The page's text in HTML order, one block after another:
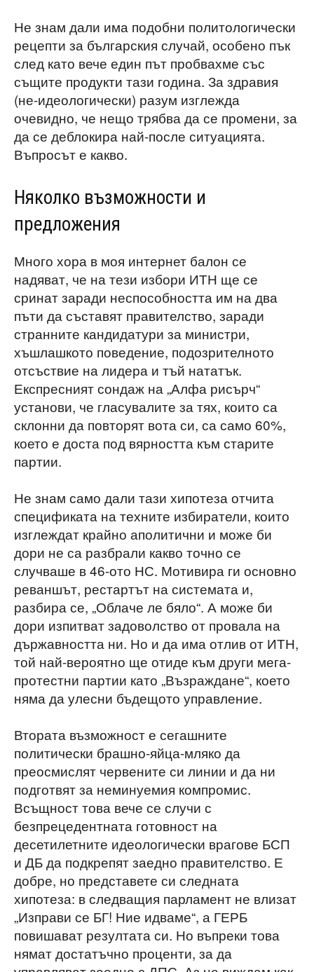
Не знам дали има подобни политологически
рецепти за българския случай, особено пък
след като вече един път пробвахме със
същите продукти тази година. За здравия
(не-идеологически) разум изглежда
очевидно, че нещо трябва да се промени, за
да се деблокира най-после ситуацията.
Въпросът е какво.
Няколко възможности и
предложения
Много хора в моя интернет балон се
надяват, че на тези избори ИТН ще се
сринат заради неспособността им на два
пъти да съставят правителство, заради
странните кандидатури за министри,
хъшлашкото поведение, подозрителното
отсъствие на лидера и тъй нататък.
Експресният сондаж на „Алфа рисърч“
установи, че гласувалите за тях, които са
склонни да повторят вота си, са само 60%,
което е доста под вярността към старите
партии.
Не знам само дали тази хипотеза отчита
спецификата на техните избиратели, които
изглеждат крайно аполитични и може би
дори не са разбрали какво точно се
случваше в 46-ото НС. Мотивира ги основно
реваншът, рестартът на системата и,
разбира се, „Облаче ле бяло“. А може би
дори изпитват задоволство от провала на
държавността ни. Но и да има отлив от ИТН,
той най-вероятно ще отиде към други мега-
протестни партии като „Възраждане“, което
няма да улесни бъдещото управление.
Втората възможност е сегашните
политически брашно-яйца-мляко да
преосмислят червените си линии и да ни
подготвят за неминуемия компромис.
Всъщност това вече се случи с
безпрецедентната готовност на
десетилетните идеологически врагове БСП
и ДБ да подкрепят заедно правителство. Е
добре, но представете си следната
хипотеза: в следващия парламент не влизат
„Изправи се БГ! Ние идваме“, а ГЕРБ
повишават резултата си. Но въпреки това
нямат достатъчно проценти, за да